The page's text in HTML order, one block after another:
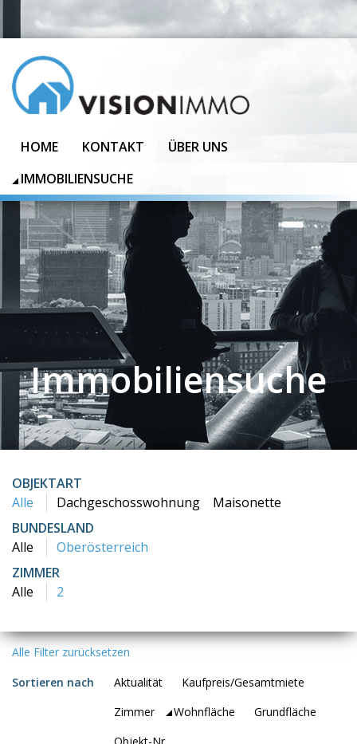
HOME KONTAKT
ÜBER UNS
IMMOBILIENSUCHE
Immobiliensuche
OBJEKTART
Alle
Dachgeschosswohnung
Maisonette
BUNDESLAND
Alle
Oberösterreich
ZIMMER
Alle
2
Alle Filter zurücksetzen
Sortieren nach
Aktualität
Kaufpreis/Gesamtmiete
Zimmer
Wohnfläche
Grundfläche